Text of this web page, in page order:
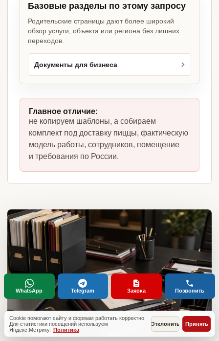
Базовые разделы по этому запросу
Родительские страницы дают более широкий
обзор услуги, объекта или региона без лишних
переходов.
Документы для бизнеса
Главное отличие:
не копируем шаблоны, а собираем
комплект под доставку пиццы, фактическую
модель работы, сотрудников, помещение
и требования по России.
Cookie помогают сайту и формам работать корректно.
Для статистики посещений используем
Яндекс.Метрику. Политика
Отклонить Принять
WhatsApp Telegram Заявка Позвонить